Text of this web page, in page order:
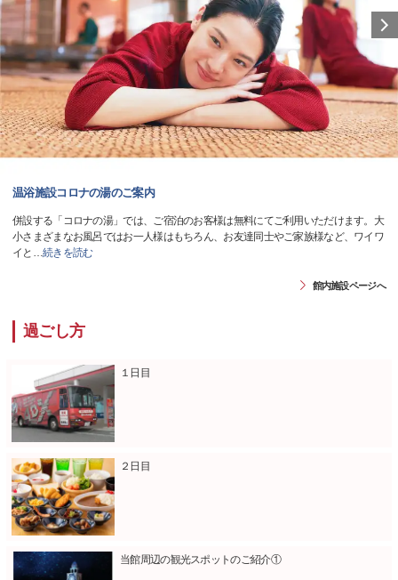
温浴施設コロナの湯のご案内
併設する「コロナの湯」では、ご宿泊のお客様は無料にてご利用いただけます。大
小さまざまなお風呂ではお一人様はもちろん、お友達同士やご家族様など、ワイワ
イと …続きを読む
館内施設ページへ
過ごし方
１日目
２日目
当館周辺の観光スポットのご紹介①